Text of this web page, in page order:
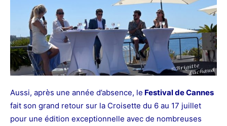
Aussi, après une année d’absence, le Festival de Cannes
fait son grand retour sur la Croisette du 6 au 17 juillet
pour une édition exceptionnelle avec de nombreuses